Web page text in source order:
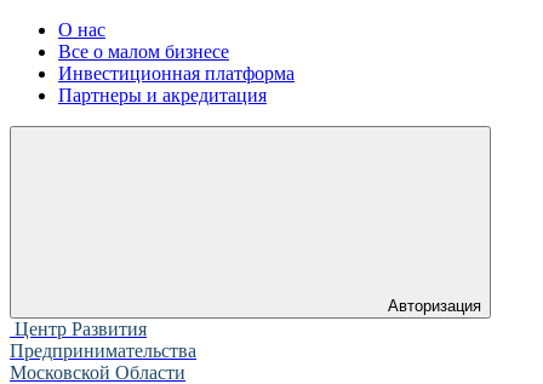
О нас
Все о малом бизнесе
Инвестиционная платформа
Партнеры и акредитация
Авторизация
Центр Развития
Предпринимательства
Московской Области